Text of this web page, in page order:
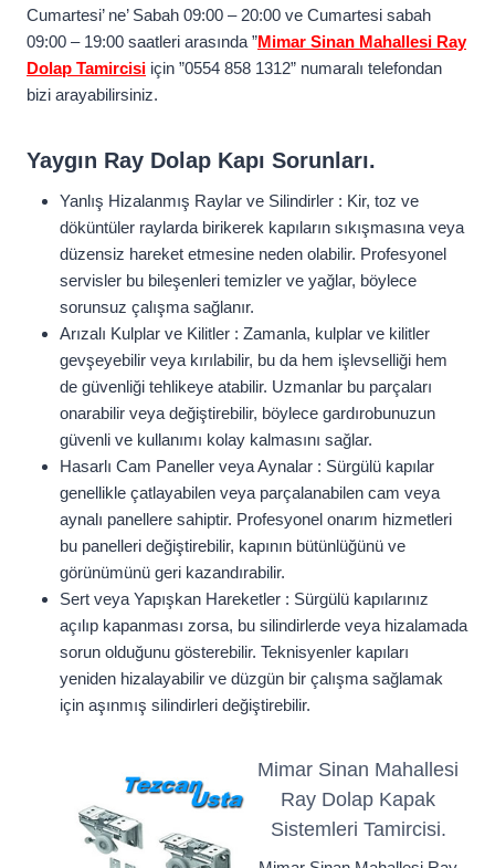
Cumartesi’ ne’ Sabah 09:00 – 20:00 ve Cumartesi sabah
09:00 – 19:00 saatleri arasında ”Mimar Sinan Mahallesi Ray
Dolap Tamircisi için ”0554 858 1312” numaralı telefondan
bizi arayabilirsiniz.
Yaygın Ray Dolap Kapı Sorunları.
Yanlış Hizalanmış Raylar ve Silindirler : Kir, toz ve
döküntüler raylarda birikerek kapıların sıkışmasına veya
düzensiz hareket etmesine neden olabilir. Profesyonel
servisler bu bileşenleri temizler ve yağlar, böylece
sorunsuz çalışma sağlanır.
Arızalı Kulplar ve Kilitler : Zamanla, kulplar ve kilitler
gevşeyebilir veya kırılabilir, bu da hem işlevselliği hem
de güvenliği tehlikeye atabilir. Uzmanlar bu parçaları
onarabilir veya değiştirebilir, böylece gardırobunuzun
güvenli ve kullanımı kolay kalmasını sağlar.
Hasarlı Cam Paneller veya Aynalar : Sürgülü kapılar
genellikle çatlayabilen veya parçalanabilen cam veya
aynalı panellere sahiptir. Profesyonel onarım hizmetleri
bu panelleri değiştirebilir, kapının bütünlüğünü ve
görünümünü geri kazandırabilir.
Sert veya Yapışkan Hareketler : Sürgülü kapılarınız
açılıp kapanması zorsa, bu silindirlerde veya hizalamada
sorun olduğunu gösterebilir. Teknisyenler kapıları
yeniden hizalayabilir ve düzgün bir çalışma sağlamak
için aşınmış silindirleri değiştirebilir.
Mimar Sinan Mahallesi
Ray Dolap Kapak
Sistemleri Tamircisi.